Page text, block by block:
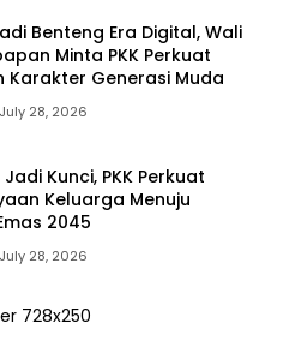
Benteng Era Digital, Wali
Minta PKK Perkuat
Karakter Generasi Muda
July 28, 2026
Kunci, PKK Perkuat
Keluarga Menuju
2045
July 28, 2026